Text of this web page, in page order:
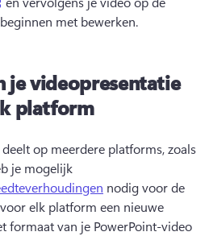
met bewerken.
je videopresentatie
platform
op meerdere platforms, zoals
in a new tab)
je mogelijk
nodig voor de
elk platform een nieuwe
formaat van je PowerPoint-video